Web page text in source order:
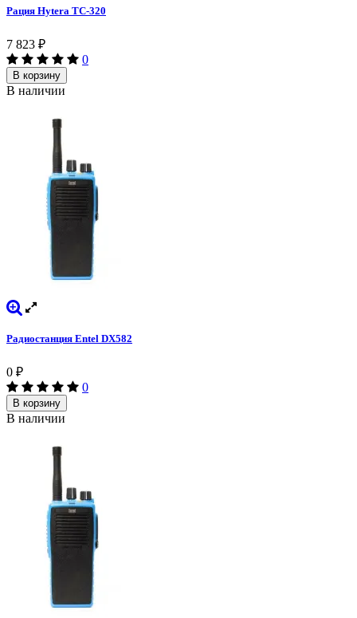
Рация Hytera TC-320
7 823 ₽
0
В корзину
В наличии
Радиостанция Entel DX582
0 ₽
0
В корзину
В наличии